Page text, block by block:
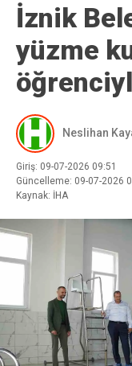
İznik
yüzme
Neslihan
Giriş: 09-07-2026 09:51
Güncelleme: 09-07-2026
Kaynak: İHA